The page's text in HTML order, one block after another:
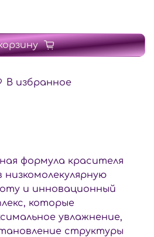
В избранное
формула красителя
и инновационный
которые
увлажнение,
структуры